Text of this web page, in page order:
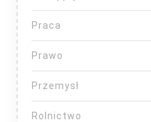
Praca
Prawo
Przemysł
Rolnictwo